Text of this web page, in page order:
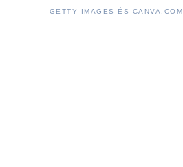
GETTY IMAGES ÉS CANVA.COM